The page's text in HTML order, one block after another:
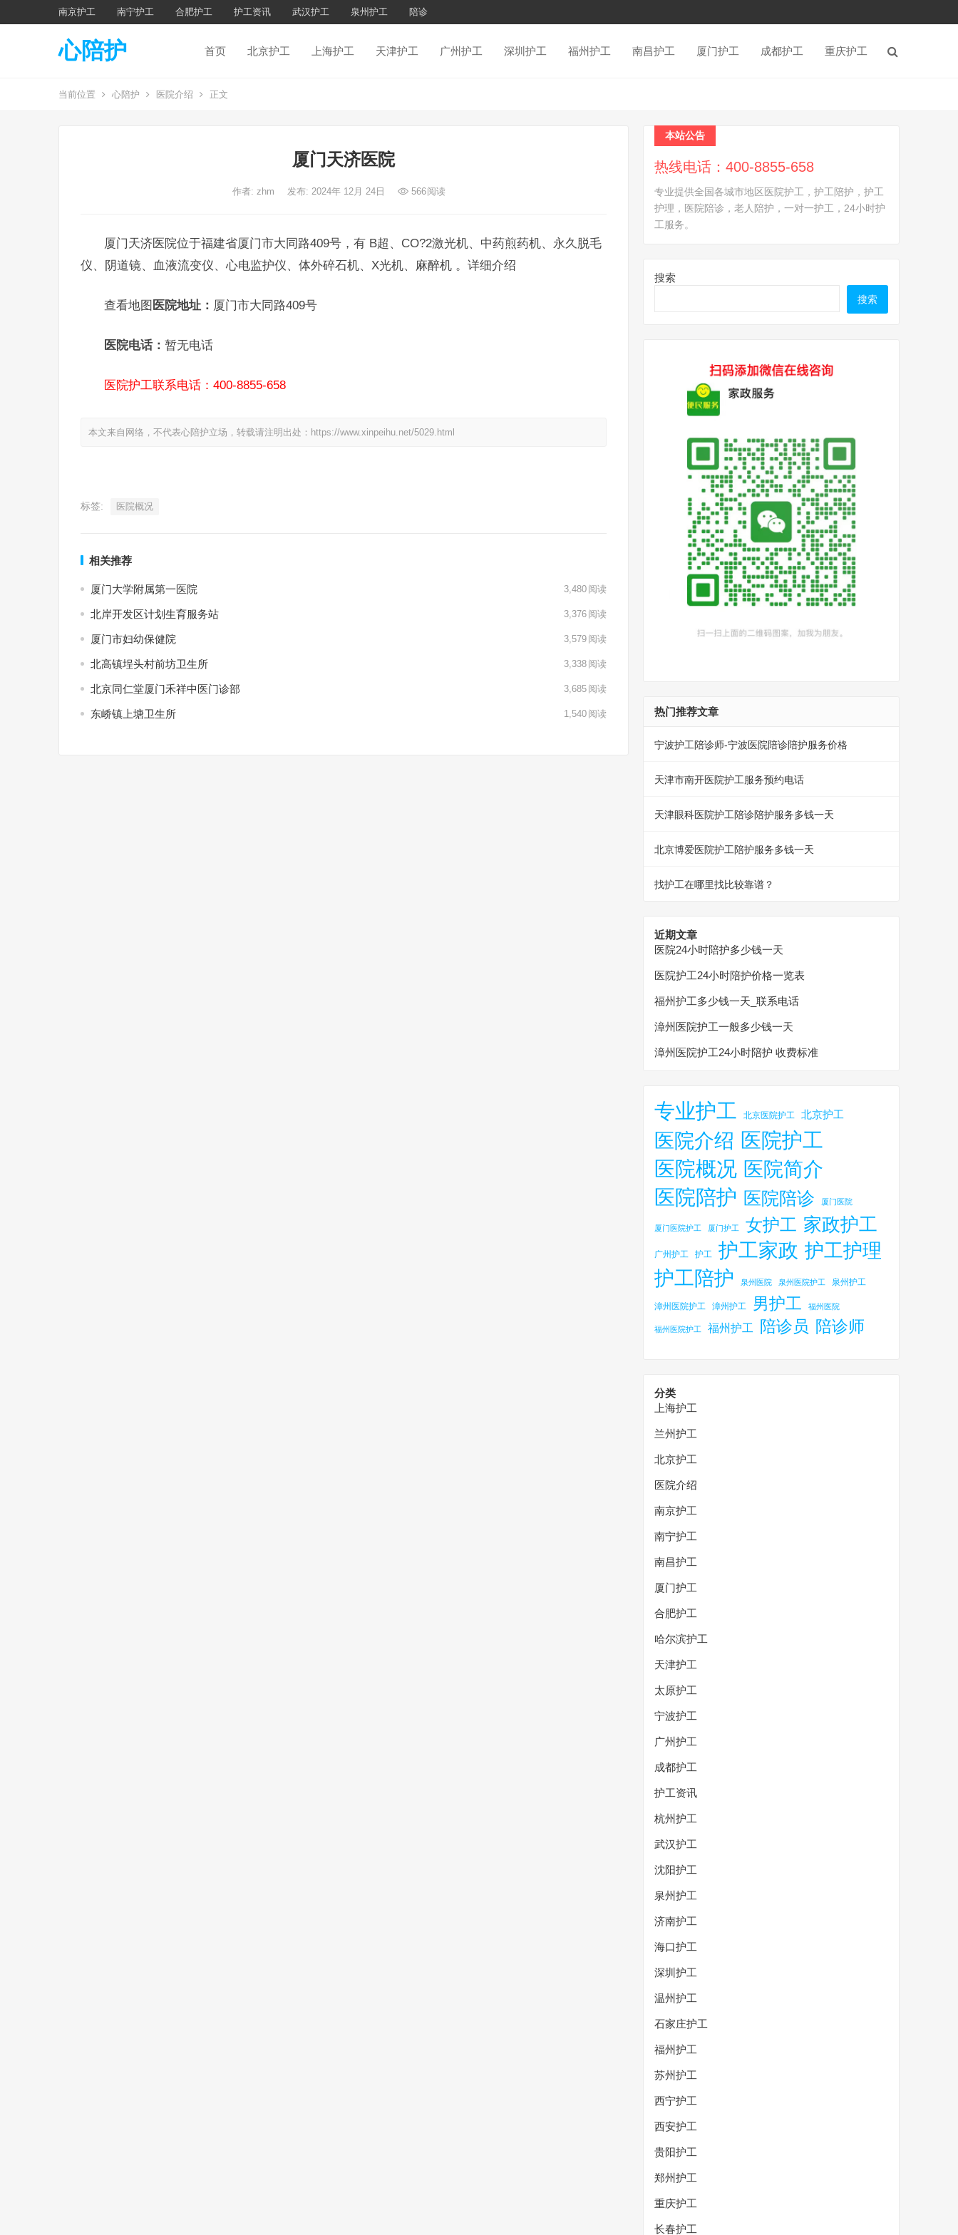
南京护工 南宁护工 合肥护工 护工资讯 武汉护工 泉州护工 陪诊
心陪护 首页 北京护工 上海护工 天津护工 广州护工 深圳护工 福州护工 南昌护工 厦门护工 成都护工 重庆护工
当前位置 心陪护 医院介绍 正文
厦门天济医院
作者: zhm 发布: 2024年 12月 24日 566阅读
厦门天济医院位于福建省厦门市大同路409号，有 B超、CO?2激光机、中药煎药机、永久脱毛
仪、阴道镜、血液流变仪、心电监护仪、体外碎石机、X光机、麻醉机 。详细介绍
查看地图 医院地址： 厦门市大同路409号
医院电话： 暂无电话
医院护工联系电话：400-8855-658
本文来自网络，不代表心陪护立场，转载请注明出处：https://www.xinpeihu.net/5029.html
标签: 医院概况
相关推荐
厦门大学附属第一医院 3,480 阅读
北岸开发区计划生育服务站 3,376 阅读
厦门市妇幼保健院 3,579 阅读
北高镇埕头村前坊卫生所 3,338 阅读
北京同仁堂厦门禾祥中医门诊部 3,685 阅读
东峤镇上塘卫生所 1,540 阅读
本站公告
热线电话：400-8855-658
专业提供全国各城市地区医院护工，护工陪护，护工
护理，医院陪诊，老人陪护，一对一护工，24小时护
工服务。
搜索
搜索
热门推荐文章
宁波护工陪诊师-宁波医院陪诊陪护服务价格
天津市南开医院护工服务预约电话
天津眼科医院护工陪诊陪护服务多钱一天
北京博爱医院护工陪护服务多钱一天
找护工在哪里找比较靠谱？
近期文章
医院24小时陪护多少钱一天
医院护工24小时陪护价格一览表
福州护工多少钱一天_联系电话
漳州医院护工一般多少钱一天
漳州医院护工24小时陪护 收费标准
专业护工 北京医院护工 北京护工
医院介绍 医院护工
医院概况 医院简介
医院陪护 医院陪诊 厦门医院
厦门医院护工 厦门护工 女护工 家政护工
广州护工 护工 护工家政 护工护理
护工陪护
泉州医院 泉州医院护工 泉州护工
漳州医院护工 漳州护工 男护工 福州医院
福州医院护工 福州护工 陪诊员 陪诊师
分类
上海护工
兰州护工
北京护工
医院介绍
南京护工
南宁护工
南昌护工
厦门护工
合肥护工
哈尔滨护工
天津护工
太原护工
宁波护工
广州护工
成都护工
护工资讯
杭州护工
武汉护工
沈阳护工
泉州护工
济南护工
海口护工
深圳护工
温州护工
石家庄护工
福州护工
苏州护工
西宁护工
西安护工
贵阳护工
郑州护工
重庆护工
长春护工